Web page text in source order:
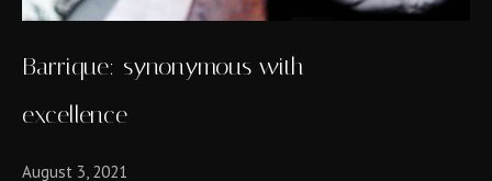
Barrique: synonymous with
excellence
August 3, 2021